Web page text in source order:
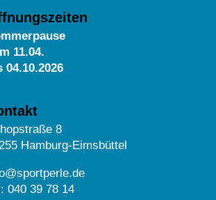
11.04.
04.10.2026
8
Hamburg-Eimsbüttel
040 39 78 14